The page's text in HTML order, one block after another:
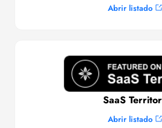
Abrir listado
SaaS
Abrir listado